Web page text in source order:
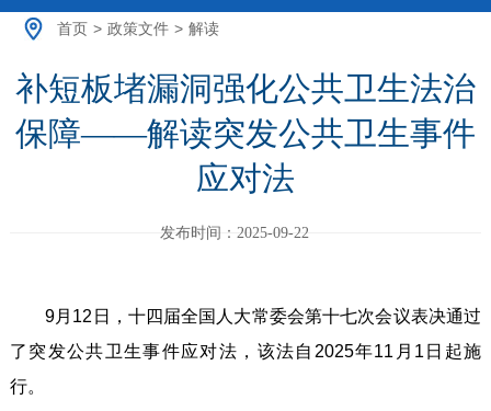
首页 > 政策文件 > 解读
补短板堵漏洞强化公共卫生法治
保障——解读突发公共卫生事件
应对法
发布时间：2025-09-22
9月12日，十四届全国人大常委会第十七次会议表决通过
了突发公共卫生事件应对法，该法自2025年11月1日起施
行。